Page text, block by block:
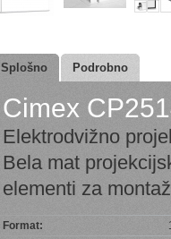
Splošno Podrobno
Cimex
Elektrodvižno
Bela mat
elementi za
Format: